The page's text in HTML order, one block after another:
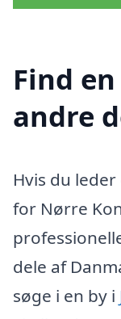
Find
andre
Hvis du
for Nørre
dele af
søge i en by i